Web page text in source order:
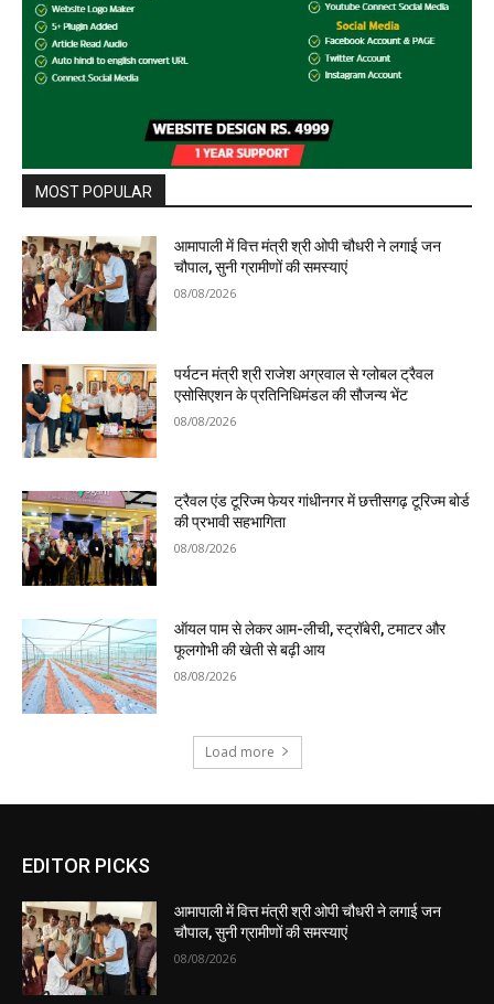
MOST POPULAR
आमापाली में वित्त मंत्री श्री ओपी चौधरी ने लगाई जन
चौपाल, सुनी ग्रामीणों की समस्याएं
08/08/2026
पर्यटन मंत्री श्री राजेश अग्रवाल से ग्लोबल ट्रैवल
एसोसिएशन के प्रतिनिधिमंडल की सौजन्य भेंट
08/08/2026
ट्रैवल एंड टूरिज्म फेयर गांधीनगर में छत्तीसगढ़ टूरिज्म बोर्ड
की प्रभावी सहभागिता
08/08/2026
ऑयल पाम से लेकर आम-लीची, स्ट्रॉबेरी, टमाटर और
फूलगोभी की खेती से बढ़ी आय
08/08/2026
Load more
EDITOR PICKS
आमापाली में वित्त मंत्री श्री ओपी चौधरी ने लगाई जन
चौपाल, सुनी ग्रामीणों की समस्याएं
08/08/2026